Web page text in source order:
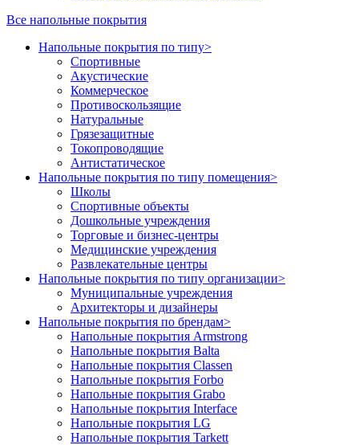
Все напольные покрытия
Напольные покрытия по типу>
Спортивные
Акустические
Коммерческое
Противоскользящие
Натуральные
Грязезащитные
Токопроводящие
Антистатическое
Напольные покрытия по типу помещения>
Школы
Спортивные объекты
Дошкольные учреждения
Торговые и бизнес-центры
Медицинские учреждения
Развлекательные центры
Напольные покрытия по типу организации>
Муниципальные учреждения
Архитекторы и дизайнеры
Напольные покрытия по брендам>
Напольные покрытия Armstrong
Напольные покрытия Balta
Напольные покрытия Classen
Напольные покрытия Forbo
Напольные покрытия Grabo
Напольные покрытия Interface
Напольные покрытия LG
Напольные покрытия Tarkett